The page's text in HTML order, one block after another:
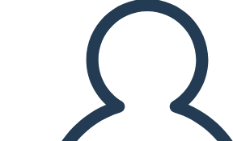
TOISTA DIAESITYS
LUE MINULLE